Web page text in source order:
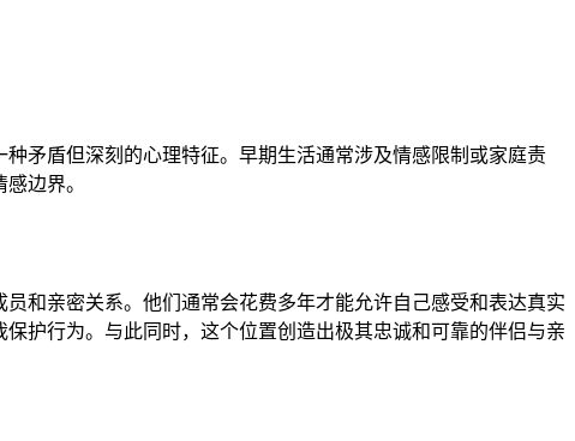
矛盾但深刻的心理特征。早期生活通常涉及情感限制或家庭责
边界。
和亲密关系。他们通常会花费多年才能允许自己感受和表达真实
护行为。与此同时，这个位置创造出极其忠诚和可靠的伴侣与亲